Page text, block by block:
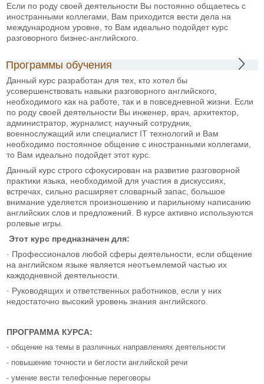
Если по роду своей деятельности Вы постоянно общаетесь с
иностранными коллегами, Вам приходится вести дела на
международном уровне, то Вам идеально подойдет курс
разговорного бизнес-английского.
Программы обучения
Данный курс разработан для тех, кто хотел бы
усовершенствовать навыки разговорного английского,
необходимого как на работе, так и в повседневной жизни. Если
по роду своей деятельности Вы инженер, врач, архитектор,
администратор, журналист, научный сотрудник,
военнослужащий или специалист IT технологий и Вам
необходимо постоянное общение с иностранными коллегами,
то Вам идеально подойдет этот курс.
Данный курс строго сфокусирован на развитие разговорной
практики языка, необходимой для участия в дискуссиях,
встречах, сильно расширяет словарный запас, большое
внимание уделяется произношению и парильному написанию
английских слов и предложений. В курсе активно используются
ролевые игры.
Этот курс предназначен для:
· Профессионалов любой сферы деятельности, если общение
на английском языке является неотъемлемой частью их
каждодневной деятельности.
· Руководящих и ответственных работников, если у них
недостаточно высокий уровень знания английского.
ПРОГРАММА КУРСА:
- общение на темы в различных направлениях деятельности
- повышение точности и беглости английской речи
- умение вести телефонные переговоры